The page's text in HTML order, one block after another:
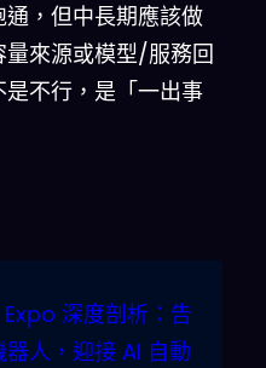
，但中長期應該做
來源或模型/服務回
不行，是「一出事
深度剖析：告
器人，迎接 AI 自動